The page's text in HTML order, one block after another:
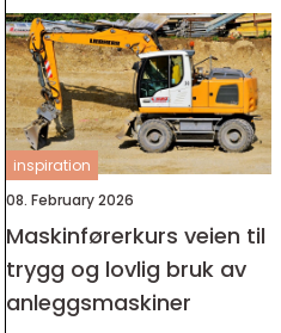
inspiration
08. February 2026
Maskinførerkurs veien til
trygg og lovlig bruk av
anleggsmaskiner